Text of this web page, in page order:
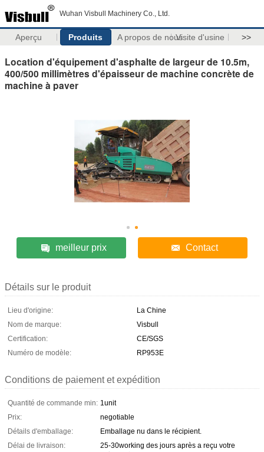
Wuhan Visbull Machinery Co., Ltd.
Aperçu Produits A propos de nousVisite d'usine >>
Location d'équipement d'asphalte de largeur de 10.5m,
400/500 millimètres d'épaisseur de machine concrète de
machine à paver
meilleur prix Contact
Détails sur le produit
Lieu d'origine:
La Chine
Nom de marque:
Visbull
Certification:
CE/SGS
Numéro de modèle:
RP953E
Conditions de paiement et expédition
Quantité de commande min: 1unit
Prix:
negotiable
Détails d'emballage:
Emballage nu dans le récipient.
Délai de livraison:
25-30working des jours après a reçu votre